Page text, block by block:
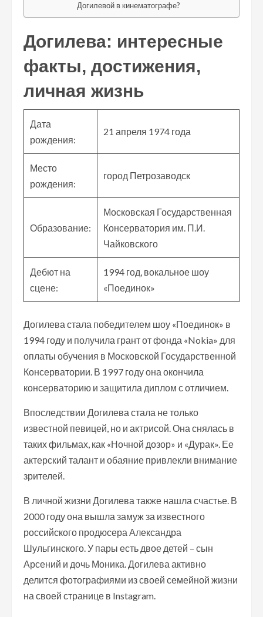
Догилевой в кинематографе?
Догилева: интересные
факты, достижения,
личная жизнь
Дата
рождения:
21 апреля 1974 года
Место
рождения:
город Петрозаводск
Образование:
Московская Государственная
Консерватория им. П.И.
Чайковского
Дебют на
сцене:
1994 год, вокальное шоу
«Поединок»
Догилева стала победителем шоу «Поединок» в
1994 году и получила грант от фонда «Nokia» для
оплаты обучения в Московской Государственной
Консерватории. В 1997 году она окончила
консерваторию и защитила диплом с отличием.
Впоследствии Догилева стала не только
известной певицей, но и актрисой. Она снялась в
таких фильмах, как «Ночной дозор» и «Дурак». Ее
актерский талант и обаяние привлекли внимание
зрителей.
В личной жизни Догилева также нашла счастье. В
2000 году она вышла замуж за известного
российского продюсера Александра
Шульгинского. У пары есть двое детей – сын
Арсений и дочь Моника. Догилева активно
делится фотографиями из своей семейной жизни
на своей странице в Instagram.